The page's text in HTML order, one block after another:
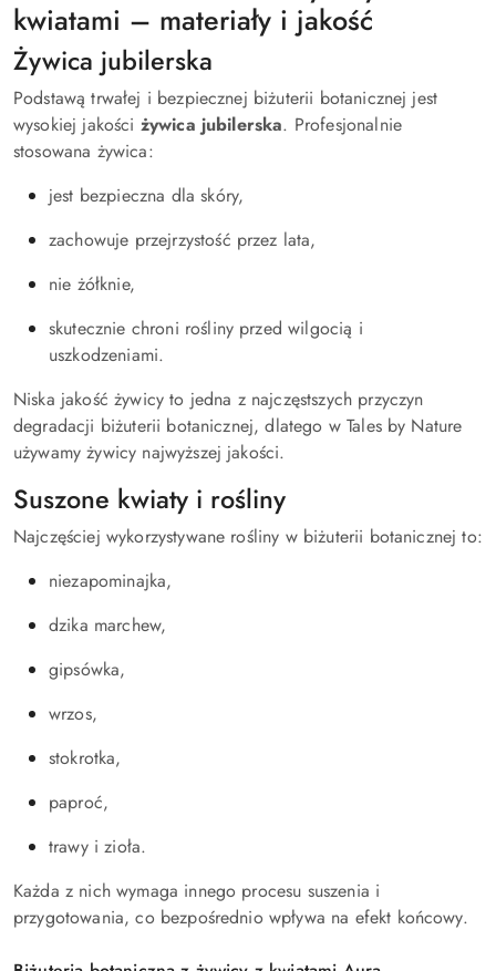
kwiatami – materiały i jakość
Żywica jubilerska
Podstawą trwałej i bezpiecznej biżuterii botanicznej jest
wysokiej jakości żywica jubilerska. Profesjonalnie
stosowana żywica:
jest bezpieczna dla skóry,
zachowuje przejrzystość przez lata,
nie żółknie,
skutecznie chroni rośliny przed wilgocią i
uszkodzeniami.
Niska jakość żywicy to jedna z najczęstszych przyczyn
degradacji biżuterii botanicznej, dlatego w Tales by Nature
używamy żywicy najwyższej jakości.
Suszone kwiaty i rośliny
Najczęściej wykorzystywane rośliny w biżuterii botanicznej to:
niezapominajka,
dzika marchew,
gipsówka,
wrzos,
stokrotka,
paproć,
trawy i zioła.
Każda z nich wymaga innego procesu suszenia i
przygotowania, co bezpośrednio wpływa na efekt końcowy.